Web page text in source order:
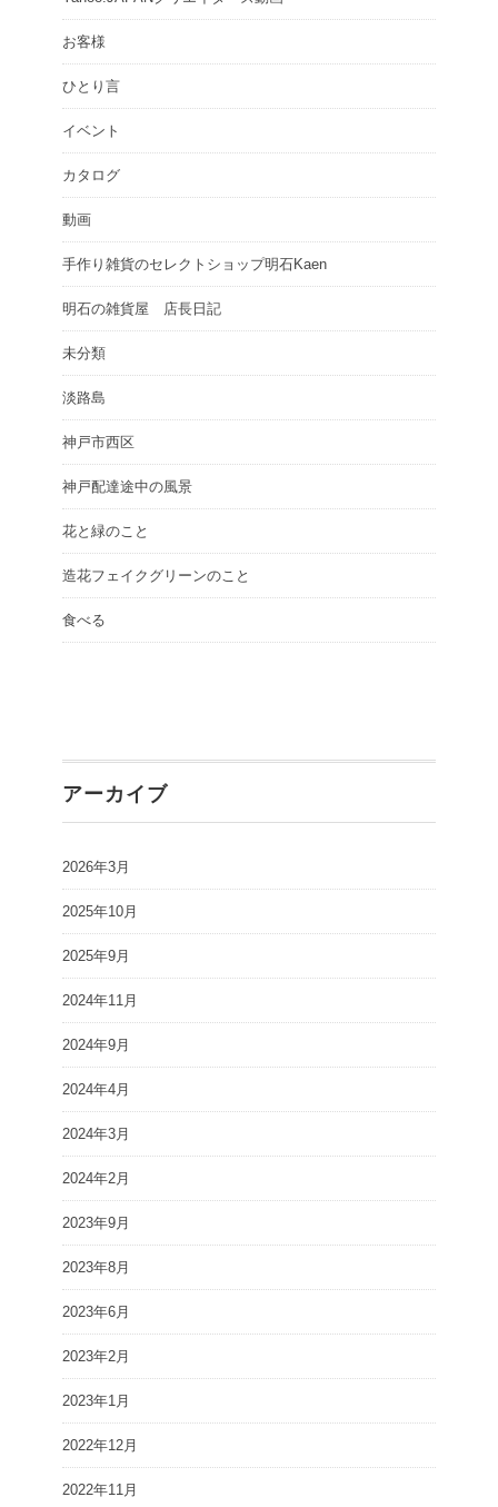
お客様
ひとり言
イベント
カタログ
動画
手作り雑貨のセレクトショップ明石Kaen
明石の雑貨屋 店長日記
未分類
淡路島
神戸市西区
神戸配達途中の風景
花と緑のこと
造花フェイクグリーンのこと
食べる
アーカイブ
2026年3月
2025年10月
2025年9月
2024年11月
2024年9月
2024年4月
2024年3月
2024年2月
2023年9月
2023年8月
2023年6月
2023年2月
2023年1月
2022年12月
2022年11月